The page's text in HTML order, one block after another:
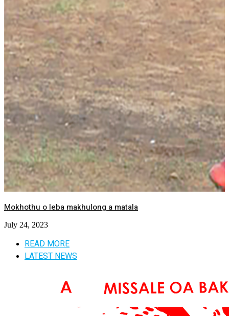
Mokhothu o leba makhulong a matala
July 24, 2023
READ MORE
LATEST NEWS